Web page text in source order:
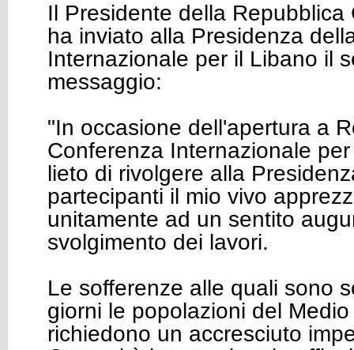
Il Presidente della Repubblica
ha inviato alla Presidenza
Internazionale per il Libano il
messaggio:
"In occasione dell'apertura a
Conferenza Internazionale
lieto di rivolgere alla
partecipanti il mio vivo
unitamente ad un sentito
svolgimento dei lavori.
Le sofferenze alle quali sono
giorni le popolazioni del
richiedono un accresciuto